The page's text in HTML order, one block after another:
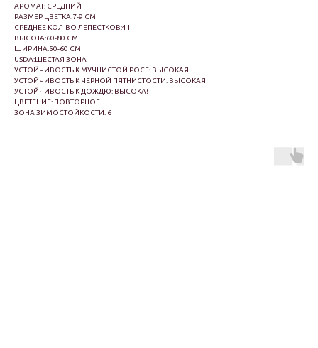
АРОМАТ: СРЕДНИЙ
РАЗМЕР ЦВЕТКА:7-9 СМ
СРЕДНЕЕ КОЛ-ВО ЛЕПЕСТКОВ:41
ВЫСОТА:60-80 СМ
ШИРИНА:50-60 СМ
USDA:ШЕСТАЯ ЗОНА
УСТОЙЧИВОСТЬ К МУЧНИСТОЙ РОСЕ: ВЫСОКАЯ
УСТОЙЧИВОСТЬ К ЧЕРНОЙ ПЯТНИСТОСТИ: ВЫСОКАЯ
УСТОЙЧИВОСТЬ К ДОЖДЮ: ВЫСОКАЯ
ЦВЕТЕНИЕ: ПОВТОРНОЕ
ЗОНА ЗИМОСТОЙКОСТИ: 6